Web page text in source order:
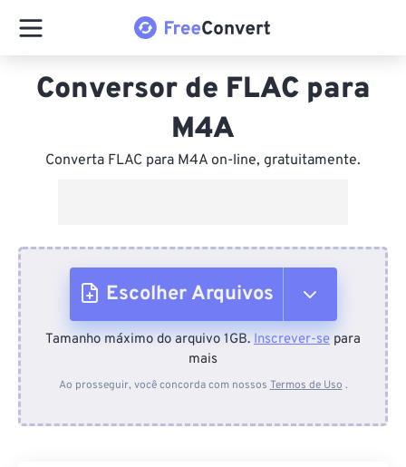
Conversor de FLAC para
M4A
Converta FLAC para M4A on-line, gratuitamente.
Escolher Arquivos
Do dispositivo
Tamanho máximo do arquivo 1GB. Inscrever-se para
mais
Ao prosseguir, você concorda com nossos Termos de Uso .